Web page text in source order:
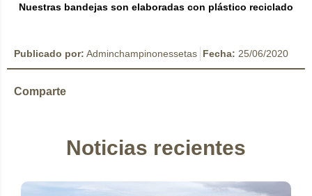
Nuestras bandejas son elaboradas con plástico reciclado
Publicado por: Adminchampinonessetas Fecha: 25/06/2020
Comparte
Noticias recientes